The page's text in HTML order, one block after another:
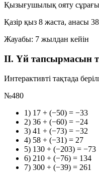
Қызығушылық ояту сұрағы
Қазір қыз 8 жаста, анасы
Жауабы: 7 жылдан кейін
II. Үй тапсырмасын
Интерактивті тақтада
№480
1) 17 + (−50) = −33
2) 36 + (−60) = −24
3) 41 + (−73) = −32
4) 58 + (−31) = 27
5) 130 + (−203) = −73
6) 210 + (−76) = 134
7) 300 + (−39) = 261